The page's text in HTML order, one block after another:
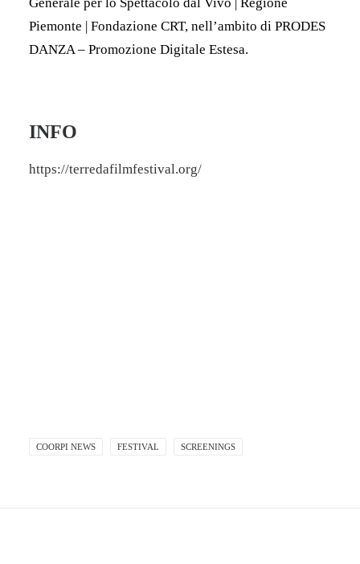
Piemonte | Fondazione CRT, nell’ambito di PRODES
DANZA – Promozione Digitale Estesa.
INFO
https://terredafilmfestival.org/
COORPI NEWS FESTIVAL SCREENINGS